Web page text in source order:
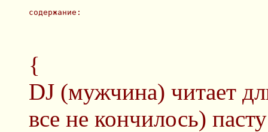
содержание:
{
DJ (мужчина) читает
все не кончилось)